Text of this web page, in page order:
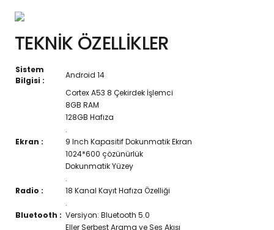
TEKNİK ÖZELLİKLER
Sistem
Bilgisi :
Android 14
Cortex A53 8 Çekirdek İşlemci
8GB RAM
128GB Hafıza
.
Ekran :
9 Inch Kapasitif Dokunmatik Ekran
1024*600 çözünürlük
Dokunmatik Yüzey
.
Radio :
18 Kanal Kayıt Hafıza Özelliği
.
Bluetooth : Versiyon: Bluetooth 5.0
Eller Serbest Arama ve Ses Akışı